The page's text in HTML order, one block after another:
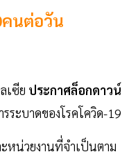
นต่อวัน
เซีย ประกาศล็อกดาวน์
ระบาดของโรคโควิด-19
หน่วยงานที่จำเป็นตาม